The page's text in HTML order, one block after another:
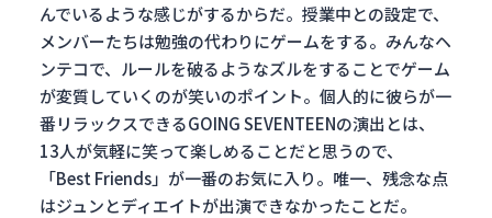
んでいるような感じがするからだ。授業中との設定で、
メンバーたちは勉強の代わりにゲームをする。みんなヘ
ンテコで、ルールを破るようなズルをすることでゲーム
が変質していくのが笑いのポイント。個人的に彼らが一
番リラックスできるGOING SEVENTEENの演出とは、
13人が気軽に笑って楽しめることだと思うので、
「Best Friends」が一番のお気に入り。唯一、残念な点
はジュンとディエイトが出演できなかったことだ。